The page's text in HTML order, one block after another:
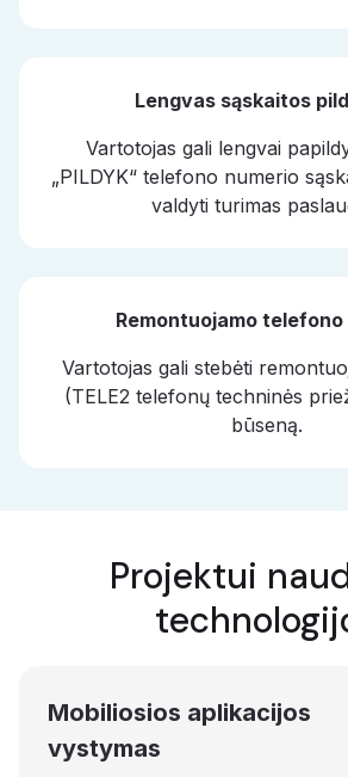
Lengvas sąskaitos
Vartotojas gali lengvai
„PILDYK“ telefono numerio
valdyti turimas
Remontuojamo telefono
Vartotojas gali stebėti
(TELE2 telefonų techninės
būseną.
Projektui
Mobiliosios aplikacijos
vystymas